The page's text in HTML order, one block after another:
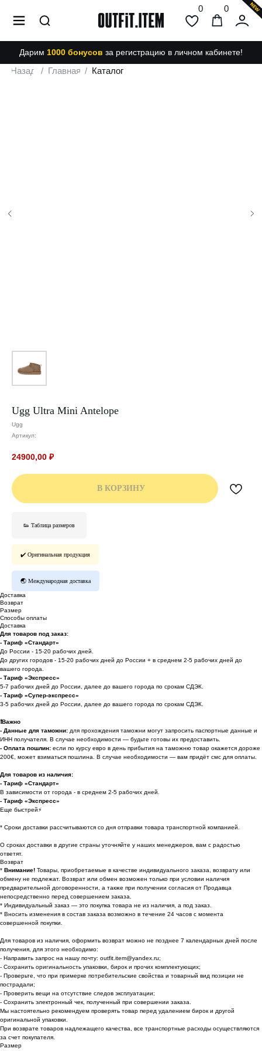
Назад Главная
/ Каталог
/
Ugg Ultra Mini Antelope
Ugg
Артикул:
24900,00 ₽
В КОРЗИНУ
👟 Таблица размеров
✔️ Оригинальная продукция
🌏 Международная доставка
Доставка
Возврат
Размер
Способы оплаты
Доставка
Для товаров под заказ:
- Тариф «Стандарт»
До России - 15-20 рабочих дней.
До других городов - 15-20 рабочих дней до России + в среднем 2-5 рабочих дней до
вашего города.
- Тариф «Экспресс»
5-7 рабочих дней до России, далее до вашего города по срокам СДЭК.
- Тариф «Супер-экспресс»
3-5 рабочих дней до России, далее до вашего города по срокам СДЭК.
❗️Важно
- Данные для таможни: для прохождения таможни могут запросить паспортные данные и
ИНН получателя. В случае необходимости — будьте готовы их предоставить.
- Оплата пошлин: если по курсу евро в день прибытия на таможню товар окажется дороже
200€, может взиматься пошлина. В случае необходимости — вам придёт смс для оплаты.
Для товаров из наличия:
- Тариф «Стандарт»
В зависимости от города - в среднем 2-5 рабочих дней.
- Тариф «Экспресс»
Еще быстрей⚡
* Cроки доставки рассчитываются со дня отправки товара транспортной компанией.
О сроках доставки в другие страны уточняйте у наших менеджеров, вам с радостью
ответят.
Возврат
* Внимание! Товары, приобретаемые в качестве индивидуального заказа, возврату или
обмену не подлежат. Возврат или обмен возможен только при условии наличия
предварительной договоренности, а также при получении согласия от Продавца
непосредственно перед совершением заказа.
* Индивидуальный заказ — это покупка товара не из наличия, а под заказ.
* Вносить изменения в состав заказа возможно в течение 24 часов с момента
совершенной покупки.
Для товаров из наличия, оформить возврат можно не позднее 7 календарных дней после
получения, для этого необходимо:
- Направить запрос на нашу почту: outfit.item@yandex.ru;
- Сохранить оригинальность упаковки, бирок и прочих комплектующих;
- Проверьте, что при примерке потребительские свойства и товарный вид позиции не
пострадали;
- Проверить вещи на отсутствие следов эксплуатации;
- Сохранить электронный чек, полученный при совершении заказа.
Мы настоятельно рекомендуем проверять товар перед удалением бирок и другой
оригинальной упаковки.
При возврате товаров надлежащего качества, все транспортные расходы осуществляются
за счет покупателя.
Размер